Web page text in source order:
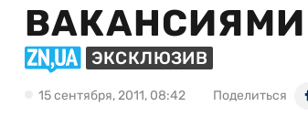
ВАКАНСИЯМИ
ЭКСКЛЮЗИВ
15 сентября, 2011, 08:42 Поделиться